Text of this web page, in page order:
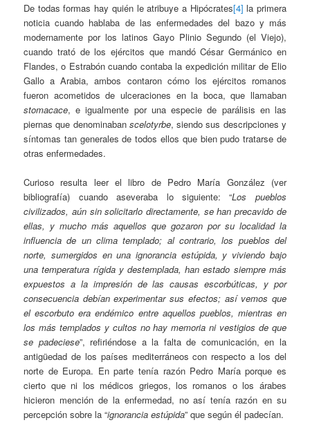
De todas formas hay quién le atribuye a Hipócrates[4] la primera
noticia cuando hablaba de las enfermedades del bazo y más
modernamente por los latinos Gayo Plinio Segundo (el Viejo),
cuando trató de los ejércitos que mandó César Germánico en
Flandes, o Estrabón cuando contaba la expedición militar de Elio
Gallo a Arabia, ambos contaron cómo los ejércitos romanos
fueron acometidos de ulceraciones en la boca, que llamaban
stomacace, e igualmente por una especie de parálisis en las
piernas que denominaban scelotyrbe, siendo sus descripciones y
síntomas tan generales de todos ellos que bien pudo tratarse de
otras enfermedades.
Curioso resulta leer el libro de Pedro María González (ver
bibliografía) cuando aseveraba lo siguiente: “Los pueblos
civilizados, aún sin solicitarlo directamente, se han precavido de
ellas, y mucho más aquellos que gozaron por su localidad la
influencia de un clima templado; al contrario, los pueblos del
norte, sumergidos en una ignorancia estúpida, y viviendo bajo
una temperatura rígida y destemplada, han estado siempre más
expuestos a la impresión de las causas escorbúticas, y por
consecuencia debían experimentar sus efectos; así vemos que
el escorbuto era endémico entre aquellos pueblos, mientras en
los más templados y cultos no hay memoria ni vestigios de que
se padeciese”, refiriéndose a la falta de comunicación, en la
antigüedad de los países mediterráneos con respecto a los del
norte de Europa. En parte tenía razón Pedro María porque es
cierto que ni los médicos griegos, los romanos o los árabes
hicieron mención de la enfermedad, no así tenía razón en su
percepción sobre la “ignorancia estúpida” que según él padecían.